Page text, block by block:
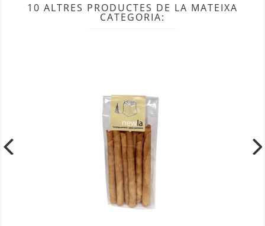
10 ALTRES PRODUCTES DE LA MATEIXA
CATEGORIA: